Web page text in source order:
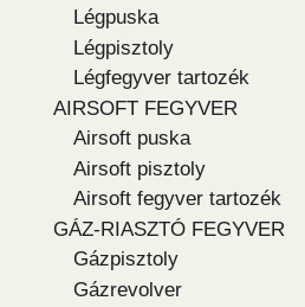
Légpuska
Légpisztoly
Légfegyver tartozék
AIRSOFT FEGYVER
Airsoft puska
Airsoft pisztoly
Airsoft fegyver tartozék
GÁZ-RIASZTÓ FEGYVER
Gázpisztoly
Gázrevolver